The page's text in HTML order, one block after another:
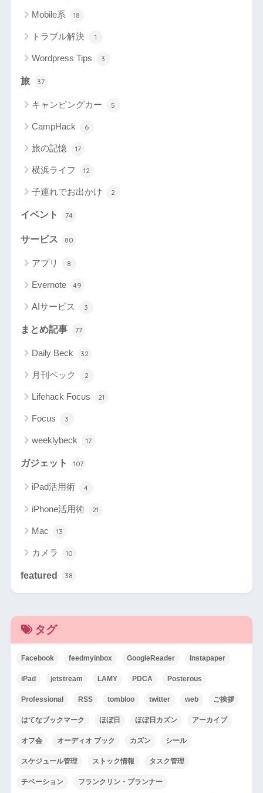
Mobile系 18
トラブル解決 1
Wordpress Tips 3
旅 37
キャンピングカー 5
CampHack 6
旅の記憶 17
横浜ライフ 12
子連れでお出かけ 2
イベント 74
サービス 80
アプリ 8
Evernote 49
AIサービス 3
まとめ記事 77
Daily Beck 32
月刊ベック 2
Lifehack Focus 21
Focus 3
weeklybeck 17
ガジェット 107
iPad活用術 4
iPhone活用術 21
Mac 13
カメラ 10
featured 38
タグ
Facebook feedmyinbox GoogleReader Instapaper
iPad jetstream LAMY PDCA Posterous
Professional RSS tombloo twitter web ご挨拶
はてなブックマーク ほぼ日 ほぼ日カズン アーカイブ
オフ会 オーディオ ブック カズン シール
スケジュール管理 ストック情報 タスク管理
チベーション フランクリン・プランナー